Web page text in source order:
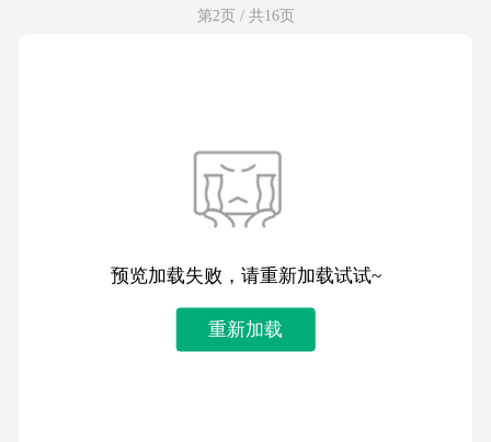
第2页 / 共16页
预览加载失败，请重新加载试试~
重新加载